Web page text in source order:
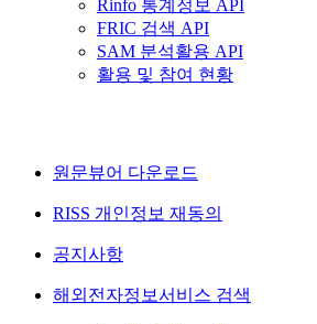
Rinfo 통계정보 API
FRIC 검색 API
SAM 분석활용 API
활용 및 참여 현황
원문뷰어 다운로드
RISS 개인정보 재동의
공지사항
해외전자정보서비스 검색